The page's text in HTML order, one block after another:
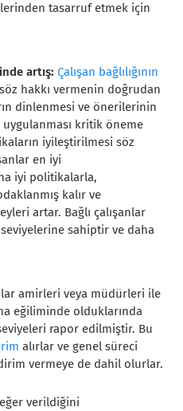
tasarruf etmek için
artış:Çalışan bağlılığının
söz hakkı vermenin doğrudan
dinlenmesi ve önerilerinin
kritik öneme
iyileştirilmesi söz
en iyi
iyi politikalarla,
kalır ve
artar. Bağlı çalışanlar
sahiptir ve daha
amirleri veya müdürleri ile
eğiliminde olduklarında
rapor edilmiştir. Bu
alırlar ve genel süreci
vermeye de dahil olurlar.
verildiğini